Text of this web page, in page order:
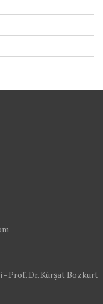
Prof. Dr. Kürşat Bozkurt